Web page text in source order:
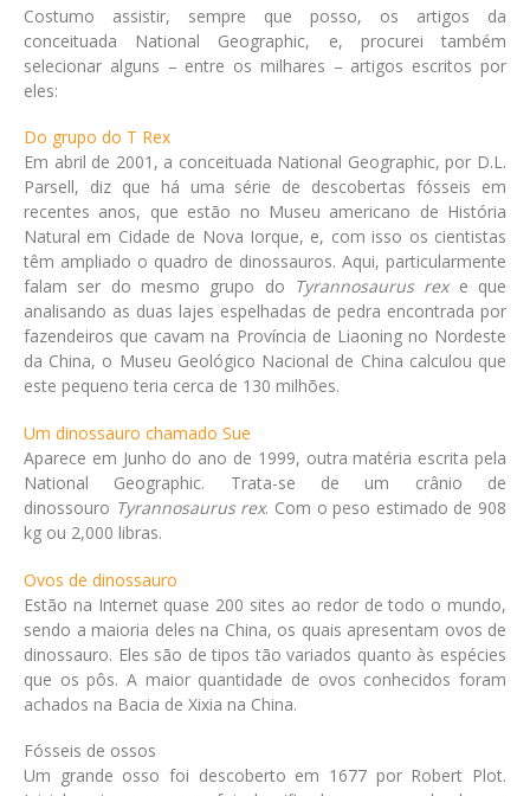
Costumo assistir, sempre que posso, os artigos da
conceituada National Geographic, e, procurei também
selecionar alguns – entre os milhares – artigos escritos por
eles:
Do grupo do T Rex
Em abril de 2001, a conceituada National Geographic, por D.L.
Parsell, diz que há uma série de descobertas fósseis em
recentes anos, que estão no Museu americano de História
Natural em Cidade de Nova Iorque, e, com isso os cientistas
têm ampliado o quadro de dinossauros. Aqui, particularmente
falam ser do mesmo grupo do Tyrannosaurus rexe que
analisando as duas lajes espelhadas de pedra encontrada por
fazendeiros que cavam na Província de Liaoning no Nordeste
da China, o Museu Geológico Nacional de China calculou que
este pequeno teria cerca de 130 milhões.
Um dinossauro chamado Sue
Aparece em Junho do ano de 1999, outra matéria escrita pela
National Geographic. Trata-se de um crânio de
dinossouro Tyrannosaurus rex. Com o peso estimado de 908
kg ou 2,000 libras.
Ovos de dinossauro
Estão na Internet quase 200 sites ao redor de todo o mundo,
sendo a maioria deles na China, os quais apresentam ovos de
dinossauro. Eles são de tipos tão variados quanto às espécies
que os pôs. A maior quantidade de ovos conhecidos foram
achados na Bacia de Xixia na China.
Fósseis de ossos
Um grande osso foi descoberto em 1677 por Robert Plot.